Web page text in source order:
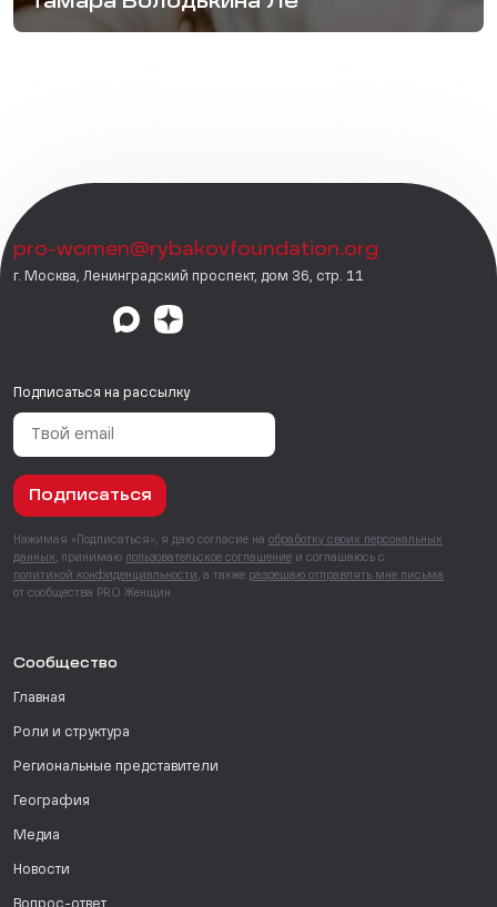
pro-women@rybakovfoundation.org
г. Москва, Ленинградский проспект, дом 36, стр. 11
Подписаться на рассылку
Подписаться
Нажимая «Подписаться», я даю согласие на обработку своих персональных
данных , принимаю пользовательское соглашение и соглашаюсь с
политикой конфиденциальности , а также разрешаю отправлять мне письма
от сообщества PRO Женщин.
Сообщество
Главная
Роли и структура
Региональные представители
География
Медиа
Новости